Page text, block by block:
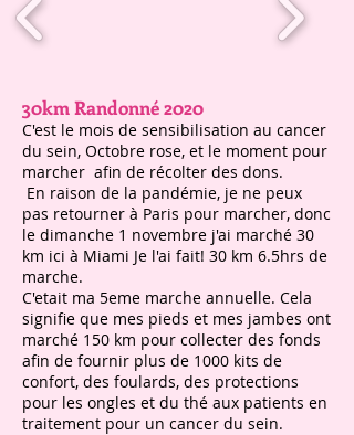
30km Randonné 2020
C'est le mois de sensibilisation au cancer
du sein, Octobre rose, et le moment pour
marcher afin de récolter des dons.
En raison de la pandémie, je ne peux
pas retourner à Paris pour marcher, donc
le dimanche 1 novembre j'ai marché 30
km ici à Miami Je l'ai fait! 30 km 6.5hrs de
marche.
C'etait ma 5eme marche annuelle. Cela
signifie que mes pieds et mes jambes ont
marché 150 km pour collecter des fonds
afin de fournir plus de 1000 kits de
confort, des foulards, des protections
pour les ongles et du thé aux patients en
traitement pour un cancer du sein.